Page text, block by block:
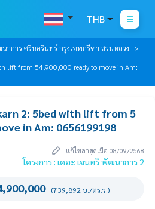
THB
าการ ศรีนครินทร์ กรุงเทพกรีฑา สวนหลวง
lift from 54,900,000 ready to move in Am:
2: 5bed with lift from 5
in Am: 0656199198
แก้ไขล่าสุดเมื่อ 08/09/2568
โครงการ : เดอะ เจนทริ พัฒนาการ 2
(739,892 บ./ตร.ว.)